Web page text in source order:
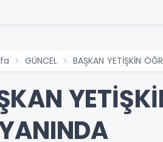
GÜNCEL BAŞKAN YETİŞKİN